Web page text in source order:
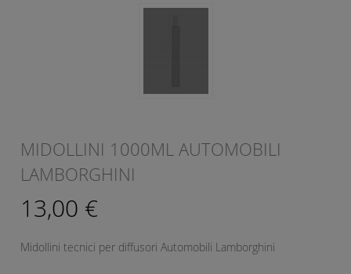
MIDOLLINI 1000ML AUTOMOBILI
LAMBORGHINI
13,00 €
Midollini tecnici per diffusori Automobili Lamborghini